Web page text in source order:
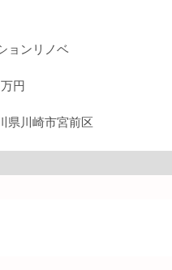
ョンリノベ
円
県川崎市宮前区